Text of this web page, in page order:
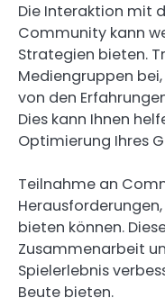
Die Interaktion mit
Community kann
Strategien bieten.
Mediengruppen
von den
Dies kann Ihnen
Optimierung Ihres
Teilnahme an
bieten können.
Zusammenarbeit
Spielerlebnis
Beute bieten.